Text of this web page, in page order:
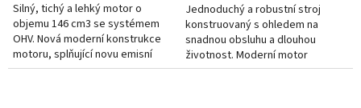
Silný, tichý a lehký motor o
objemu 146 cm3 se systémem
OHV. Nová moderní konstrukce
motoru, splňující novu emisní
normu Euro 5.
Jednoduchý a robustní stroj
konstruovaný s ohledem na
snadnou obsluhu a dlouhou
životnost. Moderní motor
s vysokým točivým momentem,